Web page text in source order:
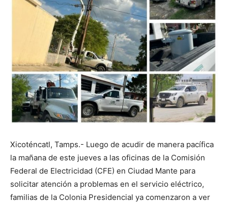
Xicoténcatl, Tamps.- Luego de acudir de manera pacífica
la mañana de este jueves a las oficinas de la Comisión
Federal de Electricidad (CFE) en Ciudad Mante para
solicitar atención a problemas en el servicio eléctrico,
familias de la Colonia Presidencial ya comenzaron a ver